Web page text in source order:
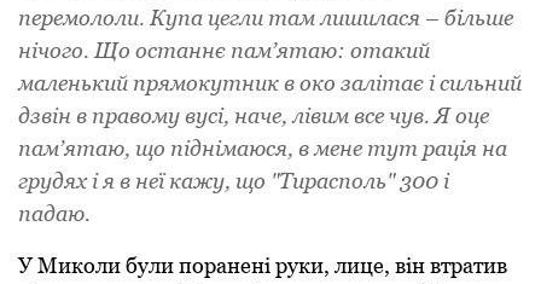
перемололи. Купа цегли там лишилася – більше
нічого. Що останнє пам’ятаю: отакий
маленький прямокутник в око залітає і сильний
дзвін в правому вусі, наче, лівим все чув. Я оце
пам’ятаю, що піднімаюся, в мене тут рація на
грудях і я в неї кажу, що "Тирасполь" 300 і
падаю.
У Миколи були поранені руки, лице, він втратив